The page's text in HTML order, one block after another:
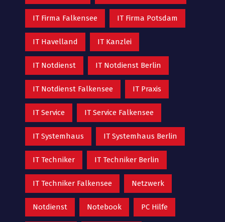
IT Firma Falkensee IT Firma Potsdam
IT Havelland IT Kanzlei
IT Notdienst IT Notdienst Berlin
IT Notdienst Falkensee IT Praxis
IT Service IT Service Falkensee
IT Systemhaus IT Systemhaus Berlin
IT Techniker IT Techniker Berlin
IT Techniker Falkensee Netzwerk
Notdienst Notebook PC Hilfe